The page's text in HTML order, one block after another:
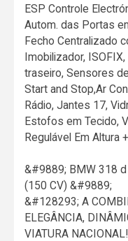
ESP Controle
Autom. das Portas
Fecho Centralizado
Imobilizador,
traseiro, Sensores
Start and Stop,Ar
Rádio, Jantes 17,
Estofos em Tecido,
Regulável Em Altura
&#9889; BMW 318 d
(150 CV) &#9889;
&#128293; A
ELEGÂNCIA,
VIATURA